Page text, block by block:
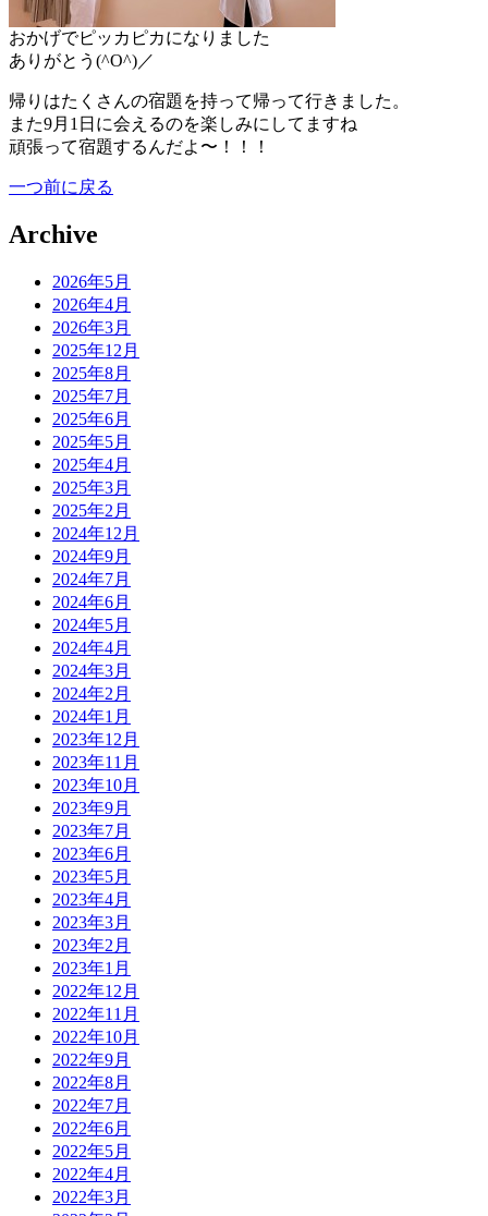
おかげでピッカピカになりました
ありがとう(^O^)／
帰りはたくさんの宿題を持って帰って行きました。
また9月1日に会えるのを楽しみにしてますね
頑張って宿題するんだよ〜！！！
一つ前に戻る
Archive
2026年5月
2026年4月
2026年3月
2025年12月
2025年8月
2025年7月
2025年6月
2025年5月
2025年4月
2025年3月
2025年2月
2024年12月
2024年9月
2024年7月
2024年6月
2024年5月
2024年4月
2024年3月
2024年2月
2024年1月
2023年12月
2023年11月
2023年10月
2023年9月
2023年7月
2023年6月
2023年5月
2023年4月
2023年3月
2023年2月
2023年1月
2022年12月
2022年11月
2022年10月
2022年9月
2022年8月
2022年7月
2022年6月
2022年5月
2022年4月
2022年3月